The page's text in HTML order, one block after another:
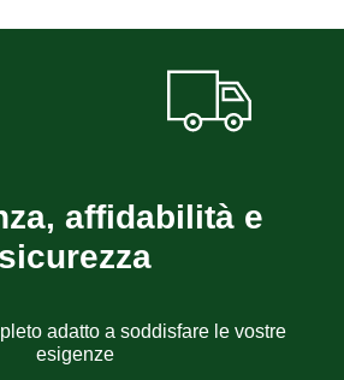
affidabilità e
sicurezza
adatto a soddisfare le vostre
esigenze